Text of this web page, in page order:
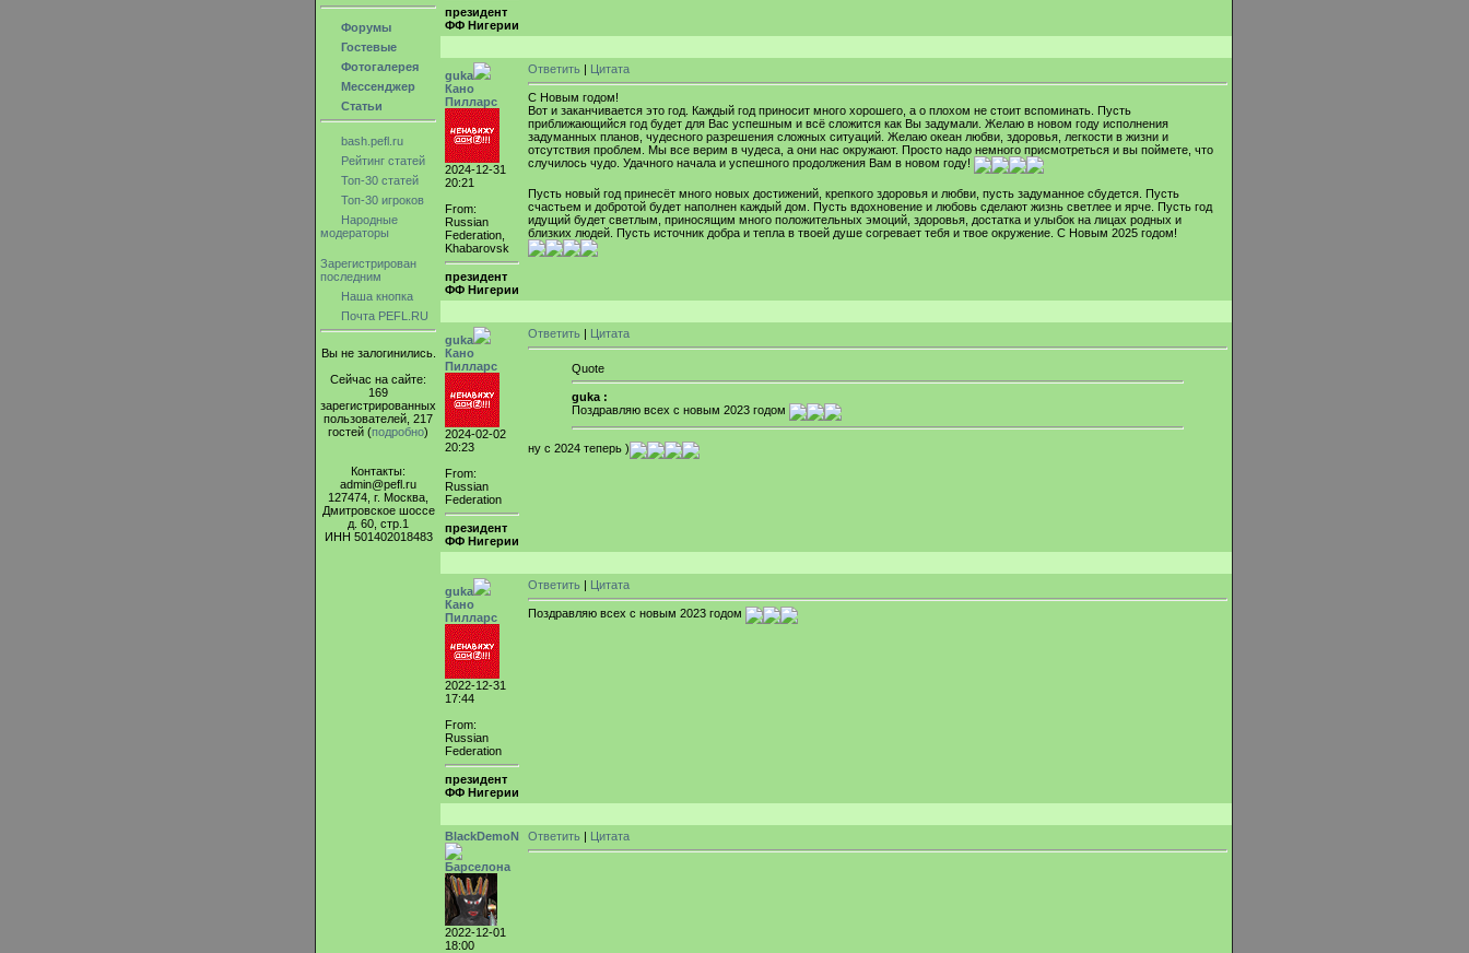
Форумы
Гостевые
Фотогалерея
Мессенджер
Статьи
bash.pefl.ru
Рейтинг статей
Топ-30 статей
Топ-30 игроков
Народные
модераторы
Зарегистрирован
последним
Наша кнопка
Почта PEFL.RU
Вы не залогинились.
Сейчас на сайте:
169
зарегистрированных
пользователей, 217
гостей (подробно)
Контакты:
admin@pefl.ru
127474, г. Москва,
Дмитровское шоссе
д. 60, стр.1
ИНН 501402018483
президент
ФФ Нигерии
guka
Кано
Пилларс
2024-12-31
20:21
From:
Russian
Federation,
Khabarovsk
президент
ФФ Нигерии
Ответить | Цитата
С Новым годом!
Вот и заканчивается это год. Каждый год приносит много хорошего, а о плохом не стоит вспоминать. Пусть
приближающийся год будет для Вас успешным и всё сложится как Вы задумали. Желаю в новом году исполнения
задуманных планов, чудесного разрешения сложных ситуаций. Желаю океан любви, здоровья, легкости в жизни и
отсутствия проблем. Мы все верим в чудеса, а они нас окружают. Просто надо немного присмотреться и вы поймете, что
случилось чудо. Удачного начала и успешного продолжения Вам в новом году!
Пусть новый год принесёт много новых достижений, крепкого здоровья и любви, пусть задуманное сбудется. Пусть
счастьем и добротой будет наполнен каждый дом. Пусть вдохновение и любовь сделают жизнь светлее и ярче. Пусть год
идущий будет светлым, приносящим много положительных эмоций, здоровья, достатка и улыбок на лицах родных и
близких людей. Пусть источник добра и тепла в твоей душе согревает тебя и твое окружение. С Новым 2025 годом!
guka
Кано
Пилларс
2024-02-02
20:23
From:
Russian
Federation
президент
ФФ Нигерии
Ответить | Цитата
Quote
guka :
Поздравляю всех с новым 2023 годом
ну с 2024 теперь )
guka
Кано
Пилларс
2022-12-31
17:44
From:
Russian
Federation
президент
ФФ Нигерии
Ответить | Цитата
Поздравляю всех с новым 2023 годом
BlackDemoN
Барселона
2022-12-01
18:00
Ответить | Цитата